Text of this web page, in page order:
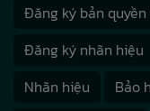
Đăng ký bản quyền
Đăng ký nhãn hiệu
Nhãn hiệu
Bảo